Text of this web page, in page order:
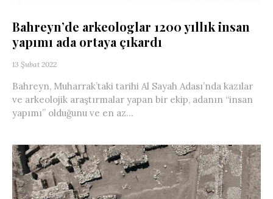
Bahreyn’de arkeologlar 1200 yıllık insan
yapımı ada ortaya çıkardı
13 Şubat 2022
Bahreyn, Muharrak’taki tarihi Al Sayah Adası’nda kazılar
ve arkeolojik araştırmalar yapan bir ekip, adanın “insan
yapımı” olduğunu ve en az...